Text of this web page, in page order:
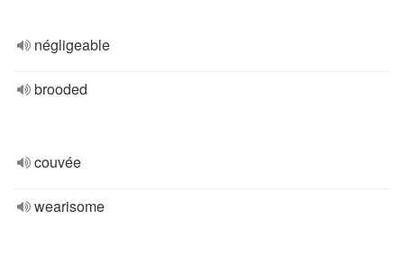
négligeable
brooded
couvée
wearisome